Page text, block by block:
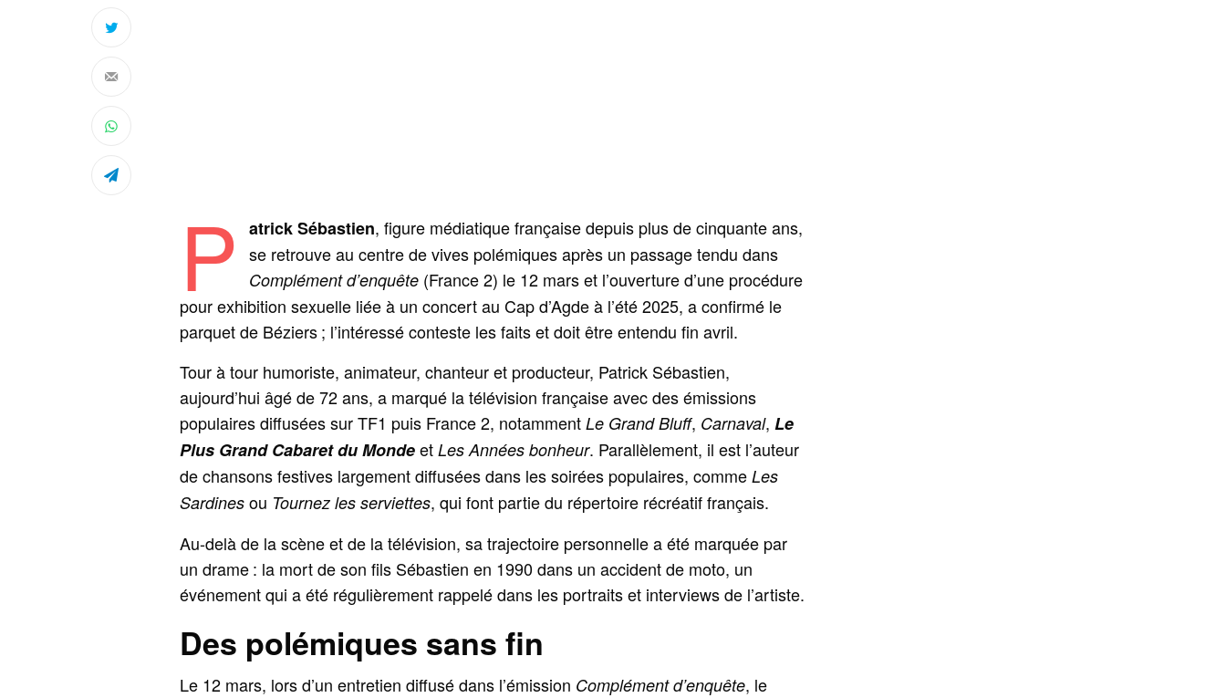
P atrick Sébastien, figure médiatique française depuis plus de cinquante ans,
se retrouve au centre de vives polémiques après un passage tendu dans
Complément d’enquête(France 2) le 12 mars et l’ouverture d’une procédure
pour exhibition sexuelle liée à un concert au Cap d’Agde à l’été 2025, a confirmé le
parquet de Béziers ; l’intéressé conteste les faits et doit être entendu fin avril.
Tour à tour humoriste, animateur, chanteur et producteur, Patrick Sébastien,
aujourd’hui âgé de 72 ans, a marqué la télévision française avec des émissions
populaires diffusées sur TF1 puis France 2, notammentLe Grand Bluff, Carnaval,Le
Plus Grand Cabaret du MondeetLes Années bonheur. Parallèlement, il est l’auteur
de chansons festives largement diffusées dans les soirées populaires, commeLes
Sardines ou Tournez les serviettes, qui font partie du répertoire récréatif français.
Au-delà de la scène et de la télévision, sa trajectoire personnelle a été marquée par
un drame : la mort de son fils Sébastien en 1990 dans un accident de moto, un
événement qui a été régulièrement rappelé dans les portraits et interviews de l’artiste.
Des polémiques sans fin
Le 12 mars, lors d’un entretien diffusé dans l’émission Complément d’enquête, le